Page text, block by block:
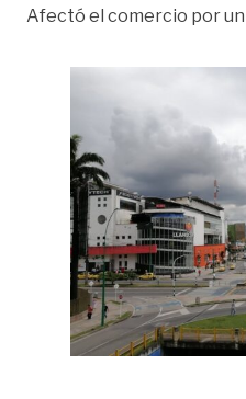
Afectó el comercio por un